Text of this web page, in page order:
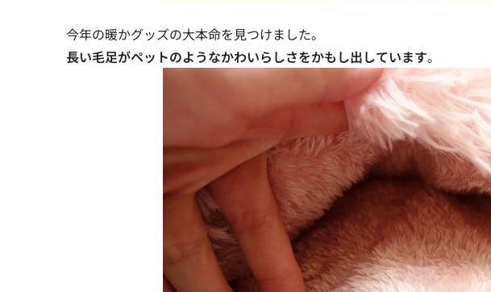
今年の暖かグッズの大本命を見つけました。
長い毛足がペットのようなかわいらしさをかもし出しています。